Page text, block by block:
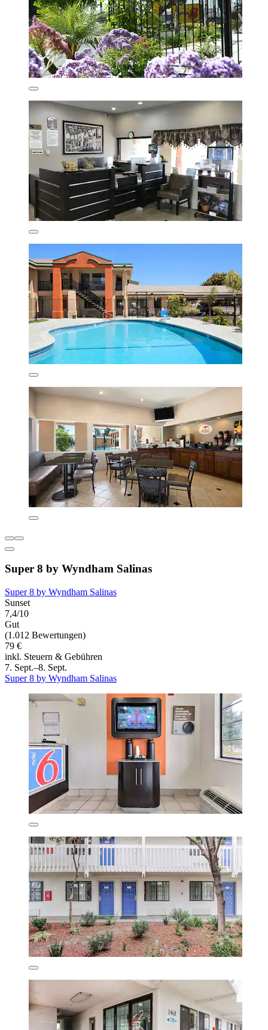
Super 8 by Wyndham Salinas
Super 8 by Wyndham Salinas
Sunset
7,4/10
Gut
(1.012 Bewertungen)
79 €
inkl. Steuern & Gebühren
7. Sept.–8. Sept.
Super 8 by Wyndham Salinas